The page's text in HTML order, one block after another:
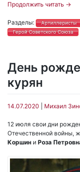
Продолжить читать →
Разделы: Артиллеристы
Герой Советского Союза
День
курян
14.07.2020 Михаил
12 июля свои дни
Отечественной войны,
Коршин и Роза